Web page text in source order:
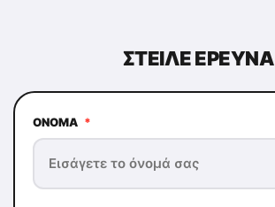
ΣΤΕΊΛΕ ΕΡΕΥΝΆ
ΌΝΟΜΑ *